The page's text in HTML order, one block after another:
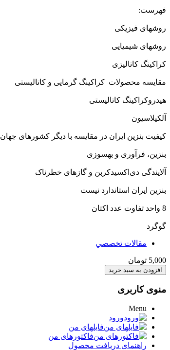
فهرست:
روشهای فیزیکی
روشهای شیمیایی
کراکینگ کاتالیزی
مقایسه محصولات کراکینگ گرمایی و کاتالیستی
هیدروکراکینگ کاتالیستی
آلکیلاسیون
کیفیت بنزین ایران در مقایسه با دیگر کشورهای جهان
بنزین، فرآوری و بهسوزی
آلایندگی دی‌اکسید‌کربن و گازهای خطرناک
بنزین ایران استاندارد نیست
8 واحد تفاوت عدد اکتان
گوگرد
مقالات تخصصي
5,000 تومان
منوی کاربری
Menu
ورود
فایلهای من
فاکتورهای من
راهنمای دریافت محصول